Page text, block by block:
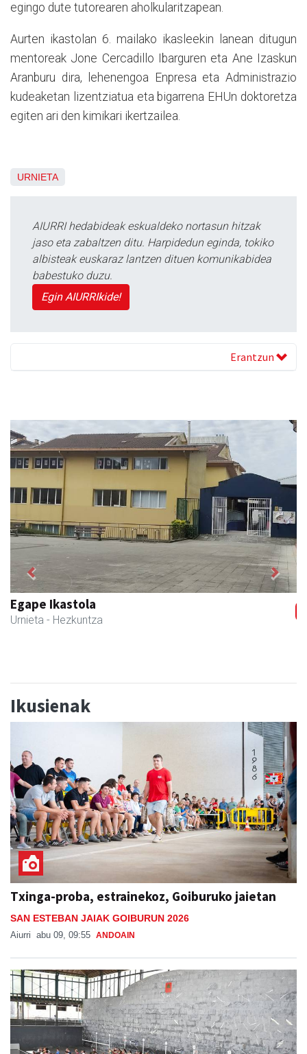
egingo dute tutorearen aholkularitzapean.
Aurten ikastolan 6. mailako ikasleekin lanean ditugun
mentoreak Jone Cercadillo Ibarguren eta Ane Izaskun
Aranburu dira, lehenengoa Enpresa eta Administrazio
kudeaketan lizentziatua eta bigarrena EHUn doktoretza
egiten ari den kimikari ikertzailea.
URNIETA
AIURRI hedabideak eskualdeko nortasun hitzak
jaso eta zabaltzen ditu. Harpidedun eginda, tokiko
albisteak euskaraz lantzen dituen komunikabidea
babestuko duzu.
Egin AIURRIkide!
Erantzun
Urnietako Udala
Urnieta - Udaletxeak
Previous Next
Ikusienak
Txinga-proba, estrainekoz, Goiburuko jaietan
SAN ESTEBAN JAIAK GOIBURUN 2026
Aiurri abu 09, 09:55 ANDOAIN